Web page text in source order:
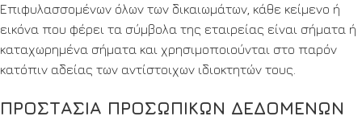
Επιφυλασσομένων όλων των δικαιωμάτων, κάθε κείμενο ή
εικόνα που φέρει τα σύμβολα της εταιρείας είναι σήματα ή
καταχωρημένα σήματα και χρησιμοποιούνται στο παρόν
κατόπιν αδείας των αντίστοιχων ιδιοκτητών τους.
ΠΡΟΣΤΑΣΙΑ ΠΡΟΣΩΠΙΚΩΝ ΔΕΔΟΜΕΝΩΝ